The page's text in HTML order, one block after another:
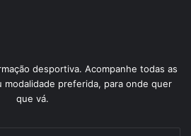
desportiva. Acompanhe todas as
modalidade preferida, para onde quer
que vá.